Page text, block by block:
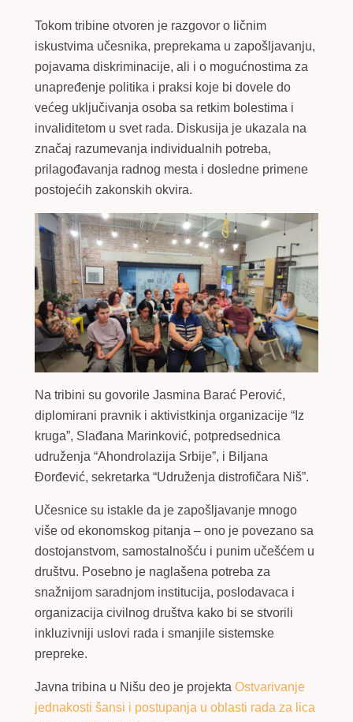
Tokom tribine otvoren je razgovor o ličnim
iskustvima učesnika, preprekama u zapošljavanju,
pojavama diskriminacije, ali i o mogućnostima za
unapređenje politika i praksi koje bi dovele do
većeg uključivanja osoba sa retkim bolestima i
invaliditetom u svet rada. Diskusija je ukazala na
značaj razumevanja individualnih potreba,
prilagođavanja radnog mesta i dosledne primene
postojećih zakonskih okvira.
Na tribini su govorile Jasmina Barać Perović,
diplomirani pravnik i aktivistkinja organizacije “Iz
kruga”, Slađana Marinković, potpredsednica
udruženja “Ahondrolazija Srbije”, i Biljana
Đorđević, sekretarka “Udruženja distrofičara Niš”.
Učesnice su istakle da je zapošljavanje mnogo
više od ekonomskog pitanja – ono je povezano sa
dostojanstvom, samostalnošću i punim učešćem u
društvu. Posebno je naglašena potreba za
snažnijom saradnjom institucija, poslodavaca i
organizacija civilnog društva kako bi se stvorili
inkluzivniji uslovi rada i smanjile sistemske
prepreke.
Javna tribina u Nišu deo je projekta Ostvarivanje
jednakosti šansi i postupanja u oblasti rada za lica